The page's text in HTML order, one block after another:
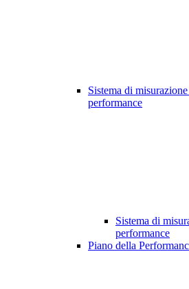
Sistema di
performance
Sistema di
performance
Piano della